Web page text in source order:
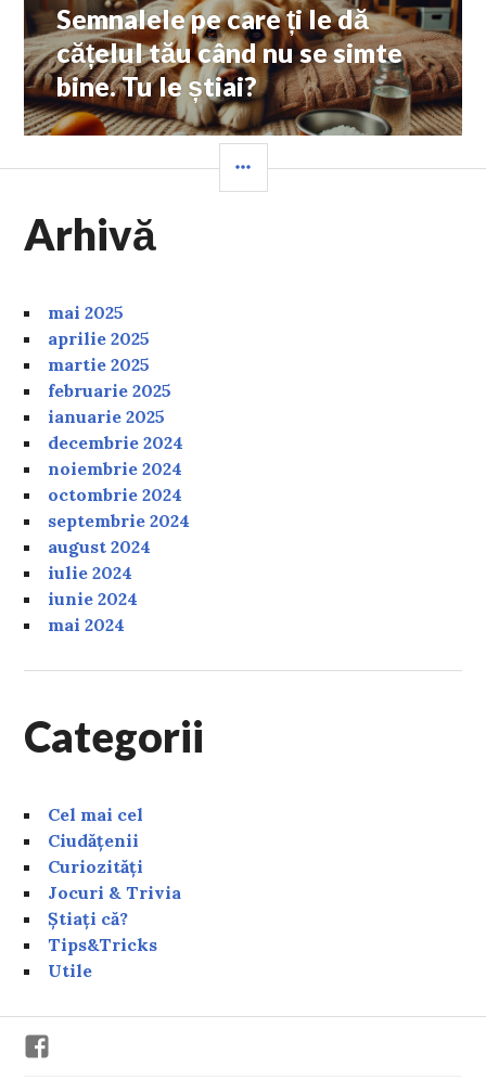
Next
post:
Semnalele pe care ți le dă
cățelul tău când nu se simte
bine. Tu le știai?
Arhivă
mai 2025
aprilie 2025
martie 2025
februarie 2025
ianuarie 2025
decembrie 2024
noiembrie 2024
octombrie 2024
septembrie 2024
august 2024
iulie 2024
iunie 2024
mai 2024
Categorii
Cel mai cel
Ciudățenii
Curiozități
Jocuri & Trivia
Știați că?
Tips&Tricks
Utile